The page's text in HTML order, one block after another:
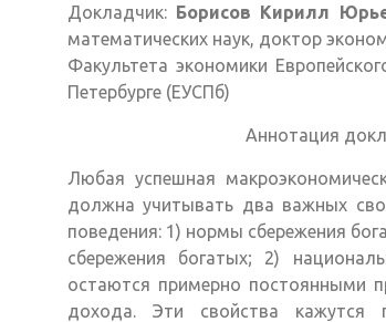
Докладчик: Борисов Кирилл
математических наук, доктор
Факультета экономики
Петербурге (ЕУСПб)
Аннотация
Любая успешная
должна учитывать два важных
поведения: 1) нормы сбережения
сбережения богатых; 2)
остаются примерно постоянными
дохода. Эти свойства кажутся